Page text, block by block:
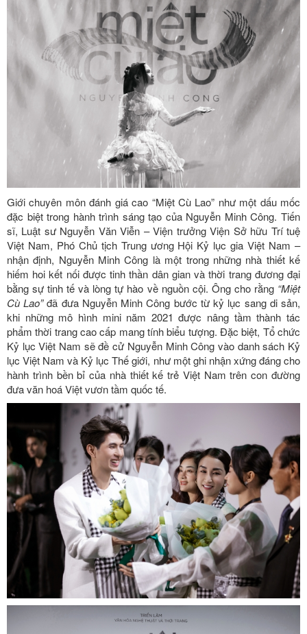
Giới chuyên môn đánh giá cao “Miệt Cù Lao” như một dấu mốc
đặc biệt trong hành trình sáng tạo của Nguyễn Minh Công. Tiến
sĩ, Luật sư Nguyễn Văn Viễn – Viện trưởng Viện Sở hữu Trí tuệ
Việt Nam, Phó Chủ tịch Trung ương Hội Kỷ lục gia Việt Nam –
nhận định, Nguyễn Minh Công là một trong những nhà thiết kế
hiếm hoi kết nối được tinh thần dân gian và thời trang đương đại
bằng sự tinh tế và lòng tự hào về nguồn cội. Ông cho rằng “Miệt
Cù Lao”đã đưa Nguyễn Minh Công bước từ kỷ lục sang di sản,
khi những mô hình mini năm 2021 được nâng tầm thành tác
phẩm thời trang cao cấp mang tính biểu tượng. Đặc biệt, Tổ chức
Kỷ lục Việt Nam sẽ đề cử Nguyễn Minh Công vào danh sách Kỷ
lục Việt Nam và Kỷ lục Thế giới, như một ghi nhận xứng đáng cho
hành trình bền bỉ của nhà thiết kế trẻ Việt Nam trên con đường
đưa văn hoá Việt vươn tầm quốc tế.